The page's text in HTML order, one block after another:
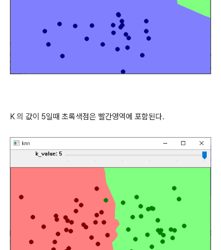
K 의 값이 5일때 초록색점은 빨간영역에 포함된다.